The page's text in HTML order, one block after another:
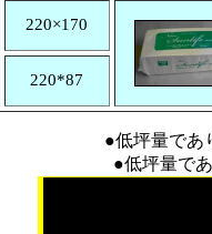
220×170
220*87
●低坪量であ
●低坪量で